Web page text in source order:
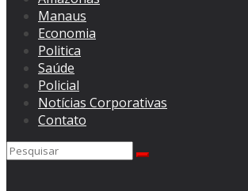
Manaus
Economia
Politica
Saúde
Policial
Notícias Corporativas
Contato